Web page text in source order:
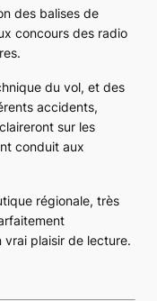
des balises de
concours des radio
du vol, et des
accidents,
sur les
conduit aux
régionale, très
vrai plaisir de lecture.